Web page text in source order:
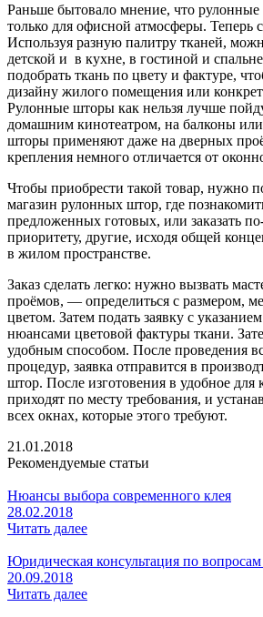
Раньше бытовало мнение, что
только для офисной атмосферы. Теперь
Используя разную палитру тканей,
детской и в кухне, в гостиной и
подобрать ткань по цвету и фактуре,
дизайну жилого помещения или
Рулонные шторы как нельзя лучше
домашним кинотеатром, на балконы
шторы применяют даже на дверных
крепления немного отличается от
Чтобы приобрести такой товар, нужно
магазин рулонных штор, где
предложенных готовых, или заказать
приоритету, другие, исходя общей
в жилом пространстве.
Заказ сделать легко: нужно вызвать
проёмов, — определиться с размером,
цветом. Затем подать заявку с
нюансами цветовой фактуры ткани.
удобным способом. После проведения
процедур, заявка отправится в
штор. После изготовения в удобное для
приходят по месту требования, и
всех окнах, которые этого требуют.
21.01.2018
Рекомендуемые статьи
Нюансы выбора современного клея
28.02.2018
Читать далее
Юридическая консультация по
20.09.2018
Читать далее